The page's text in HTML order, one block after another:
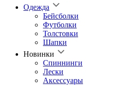
Одежда
Бейсболки
Футболки
Толстовки
Шапки
Новинки
Спиннинги
Лески
Аксессуары